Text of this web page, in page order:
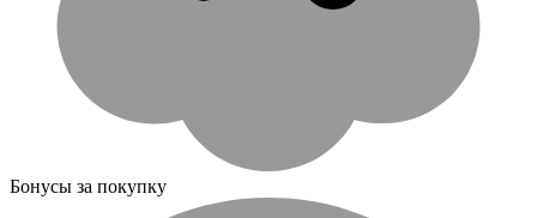
Бонусы за покупку